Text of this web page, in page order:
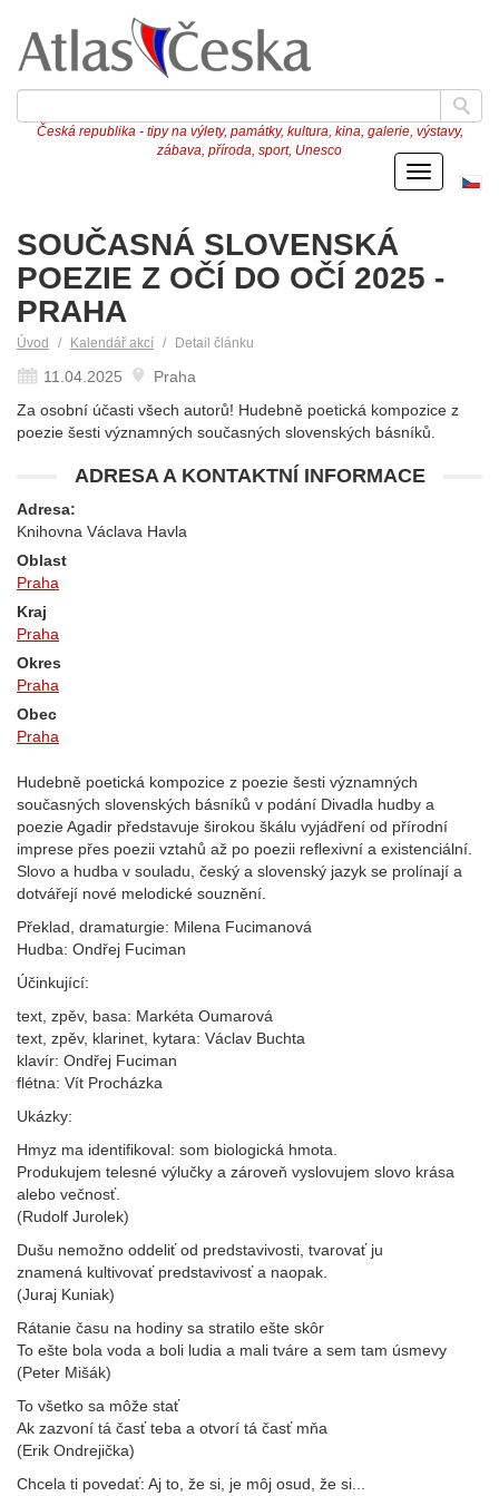
Česká republika - tipy na výlety, památky, kultura, kina, galerie, výstavy,
zábava, příroda, sport, Unesco
Menu
SOUČASNÁ SLOVENSKÁ
POEZIE Z OČÍ DO OČÍ 2025 -
PRAHA
Úvod Kalendář akcí Detail článku
11.04.2025
Praha
Za osobní účasti všech autorů! Hudebně poetická kompozice z
poezie šesti významných současných slovenských básníků.
ADRESA A KONTAKTNÍ INFORMACE
Adresa:
Knihovna Václava Havla
Oblast
Praha
Kraj
Praha
Okres
Praha
Obec
Praha
Hudebně poetická kompozice z poezie šesti významných
současných slovenských básníků v podání Divadla hudby a
poezie Agadir představuje širokou škálu vyjádření od přírodní
imprese přes poezii vztahů až po poezii reflexivní a existenciální.
Slovo a hudba v souladu, český a slovenský jazyk se prolínají a
dotvářejí nové melodické souznění.
Překlad, dramaturgie: Milena Fucimanová
Hudba: Ondřej Fuciman
Účinkující:
text, zpěv, basa: Markéta Oumarová
text, zpěv, klarinet, kytara: Václav Buchta
klavír: Ondřej Fuciman
flétna: Vít Procházka
Ukázky:
Hmyz ma identifikoval: som biologická hmota.
Produkujem telesné výlučky a zároveň vyslovujem slovo krása
alebo večnosť.
(Rudolf Jurolek)
Dušu nemožno oddeliť od predstavivosti, tvarovať ju
znamená kultivovať predstavivosť a naopak.
(Juraj Kuniak)
Rátanie času na hodiny sa stratilo ešte skôr
To ešte bola voda a boli ludia a mali tváre a sem tam úsmevy
(Peter Mišák)
To všetko sa môže stať
Ak zazvoní tá časť teba a otvorí tá časť mňa
(Erik Ondrejička)
Chcela ti povedať: Aj to, že si, je môj osud, že si...